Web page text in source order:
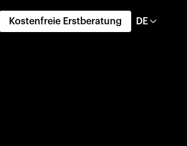
Kostenfreie Erstberatung DE